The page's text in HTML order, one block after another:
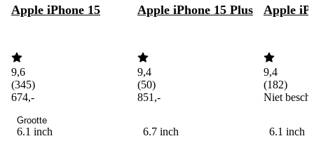
Apple iPhone 15
9,6
(345)
674,-
Apple iPhone 15 Plus
9,4
(50)
851 ,-
Apple
9,4
(182)
Niet
Grootte
6.1 inch 6.7 inch 6.1 inch